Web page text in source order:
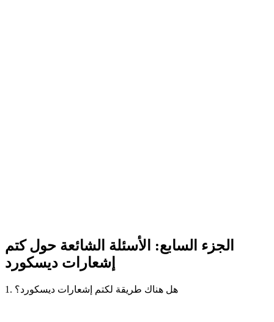
الجزء السابع: الأسئلة الشائعة حول كتم
إشعارات ديسكورد
1. هل هناك طريقة لكتم إشعارات ديسكورد؟